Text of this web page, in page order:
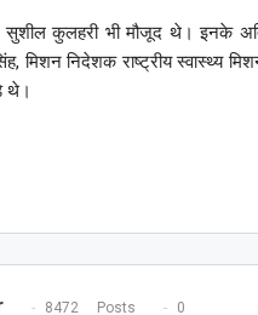
कुलहरी भी मौजूद थे। इनके
मिशन निदेशक राष्ट्रीय स्वास्थ्य
थे।
8472 Posts 0